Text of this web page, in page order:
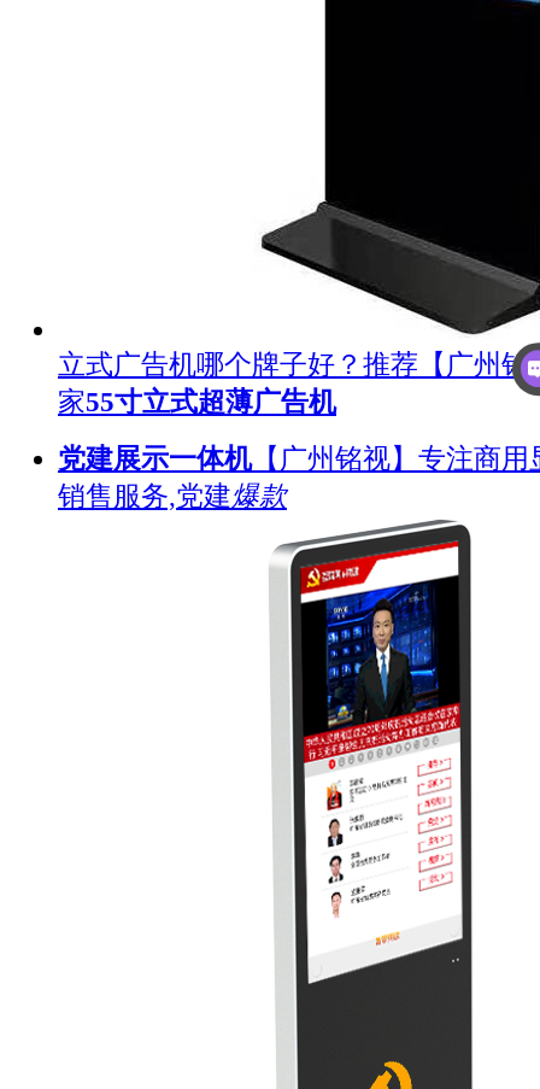
立式广告机哪个牌子好？推荐【广州铭
家55寸立式超薄广告机
党建展示一体机【广州铭视】专注商用
销售服务,党建爆款